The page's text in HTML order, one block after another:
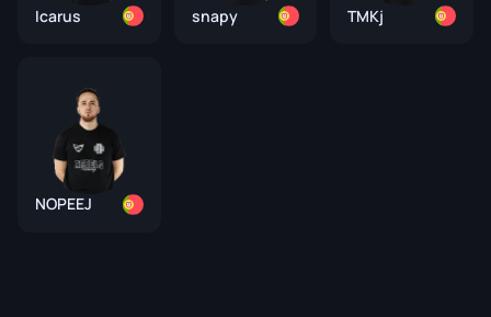
Icarus snapy TMKj
NOPEEJ